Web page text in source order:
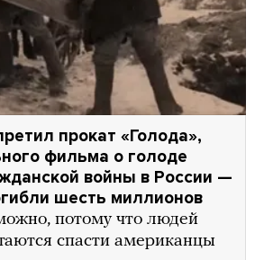
прокат «Голода»,
фильма о голоде
войны в России —
шесть миллионов
потому что людей
спасти американцы